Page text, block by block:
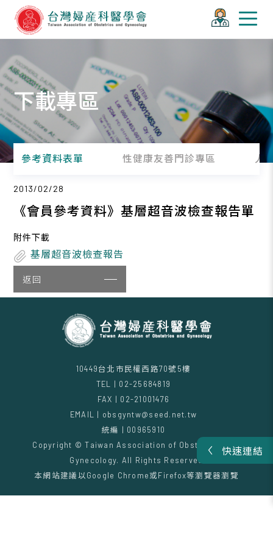
快速連結
下載專區
參考資料表單 性健康友善門診專區 人
2013/02/28
《會員參考資料》基層超音波檢查報告單
附件下載
基層超音波檢查報告
返回
10449台北市民權西路70號5樓
TEL | 02-25684819
FAX | 02-21001476
EMAIL | obsgyntw@seed.net.tw
統編 | 00965910
Copyright © Taiwan Association of Obstetrics and
Gynecology. All Rights Reserved
本網站建議以Google Chrome或Firefox等瀏覽器瀏覽